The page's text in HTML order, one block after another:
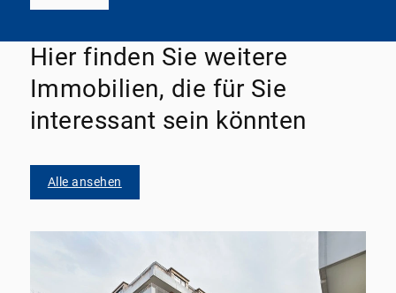
Hier finden Sie weitere
Immobilien, die für Sie
interessant sein könnten
Alle ansehen